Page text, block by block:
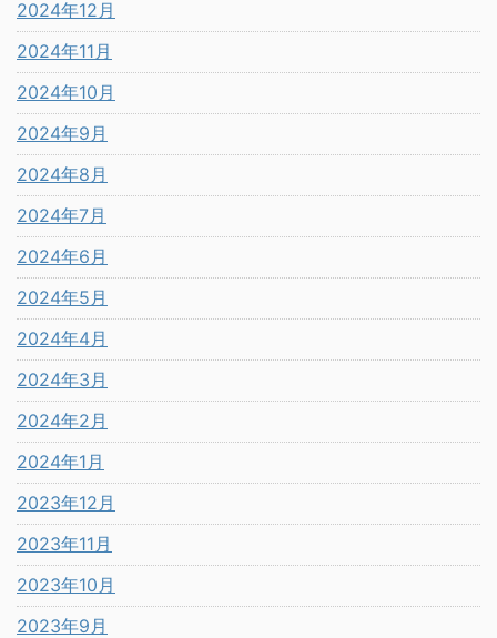
2024年12月
2024年11月
2024年10月
2024年9月
2024年8月
2024年7月
2024年6月
2024年5月
2024年4月
2024年3月
2024年2月
2024年1月
2023年12月
2023年11月
2023年10月
2023年9月